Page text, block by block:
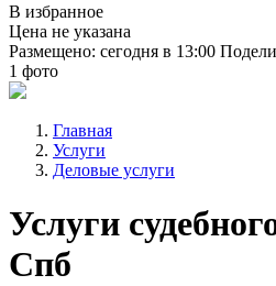
В избранное
Цена не указана
Размещено: сегодня в 13:00
1 фото
Главная
Услуги
Деловые услуги
Услуги
Спб